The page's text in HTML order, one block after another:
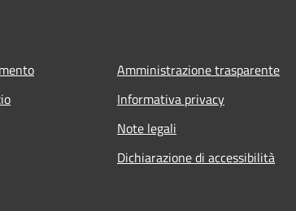
Amministrazione trasparente
Informativa privacy
Note legali
Dichiarazione di accessibilità